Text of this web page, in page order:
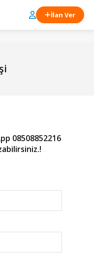
İlan Ver
08508852216